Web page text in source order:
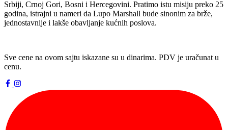
Srbiji, Crnoj Gori, Bosni i Hercegovini. Pratimo istu misiju preko 25
godina, istrajni u nameri da Lupo Marshall bude sinonim za brže,
jednostavnije i lakše obavljanje kućnih poslova.
Sve cene na ovom sajtu iskazane su u dinarima. PDV je uračunat u
cenu.